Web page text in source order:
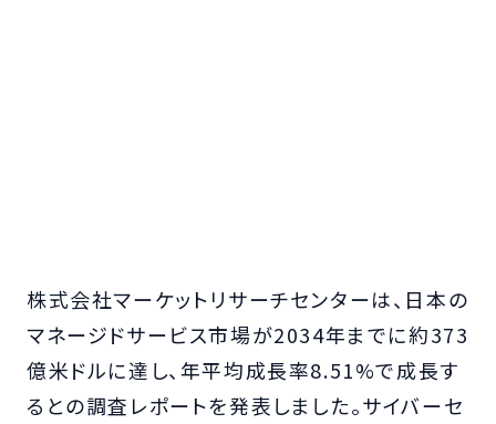
株式会社マーケットリサーチセンターは、日本の
マネージドサービス市場が2034年までに約373
億米ドルに達し、年平均成長率8.51%で成長す
るとの調査レポートを発表しました。サイバーセ